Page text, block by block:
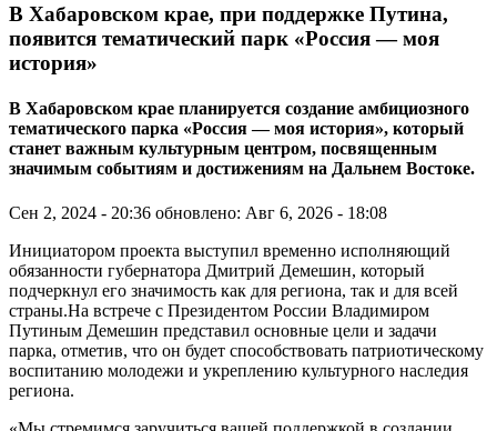
В Хабаровском крае, при поддержке Путина,
появится тематический парк «Россия — моя
история»
В Хабаровском крае планируется создание амбициозного
тематического парка «Россия — моя история», который
станет важным культурным центром, посвященным
значимым событиям и достижениям на Дальнем Востоке.
Сен 2, 2024 - 20:36 обновлено: Авг 6, 2026 - 18:08
Инициатором проекта выступил временно исполняющий
обязанности губернатора Дмитрий Демешин, который
подчеркнул его значимость как для региона, так и для всей
страны.На встрече с Президентом России Владимиром
Путиным Демешин представил основные цели и задачи
парка, отметив, что он будет способствовать патриотическому
воспитанию молодежи и укреплению культурного наследия
региона.